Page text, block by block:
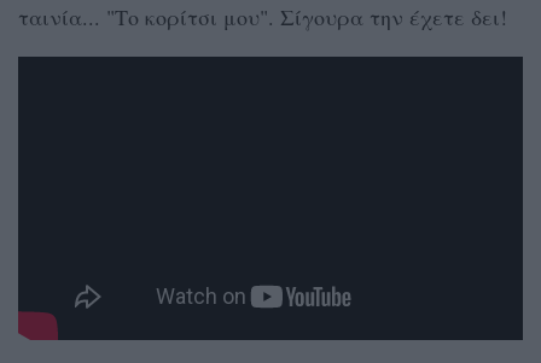
ταινία... "Το κορίτσι μου". Σίγουρα την έχετε δει!